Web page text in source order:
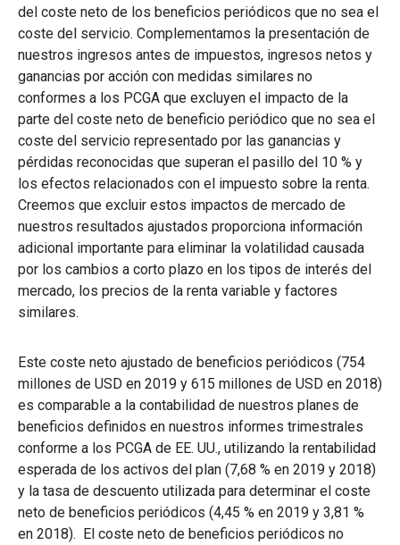
del coste neto de los beneficios periódicos que no sea el
coste del servicio. Complementamos la presentación de
nuestros ingresos antes de impuestos, ingresos netos y
ganancias por acción con medidas similares no
conformes a los PCGA que excluyen el impacto de la
parte del coste neto de beneficio periódico que no sea el
coste del servicio representado por las ganancias y
pérdidas reconocidas que superan el pasillo del 10 % y
los efectos relacionados con el impuesto sobre la renta.
Creemos que excluir estos impactos de mercado de
nuestros resultados ajustados proporciona información
adicional importante para eliminar la volatilidad causada
por los cambios a corto plazo en los tipos de interés del
mercado, los precios de la renta variable y factores
similares.
Este coste neto ajustado de beneficios periódicos (754
millones de USD en 2019 y 615 millones de USD en 2018)
es comparable a la contabilidad de nuestros planes de
beneficios definidos en nuestros informes trimestrales
conforme a los PCGA de EE. UU., utilizando la rentabilidad
esperada de los activos del plan (7,68 % en 2019 y 2018)
y la tasa de descuento utilizada para determinar el coste
neto de beneficios periódicos (4,45 % en 2019 y 3,81 %
en 2018). El coste neto de beneficios periódicos no